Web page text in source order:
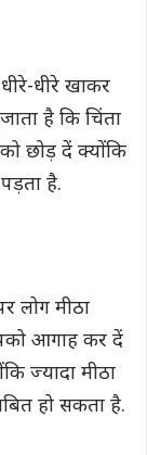
धीरे खाकर
है कि चिंता
छोड़ दें क्योंकि
है.
लोग मीठा
आगाह कर दें
ज्यादा मीठा
हो सकता है.